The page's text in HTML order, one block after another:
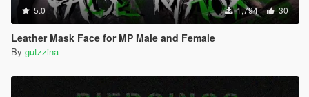
5.0 1,794 30
Leather Mask Face for MP Male and Female
By gutzzina